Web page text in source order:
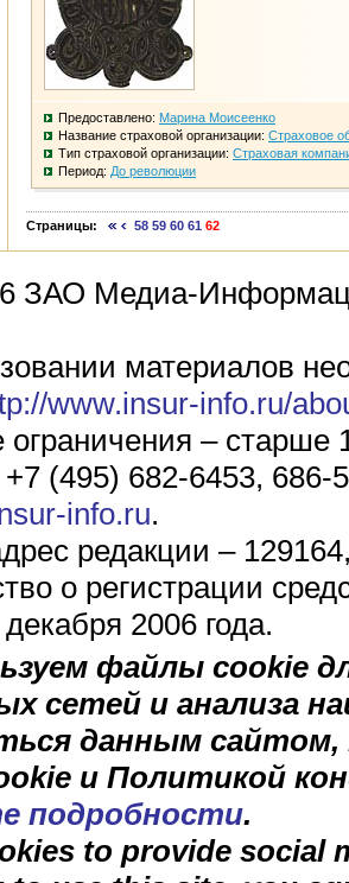
Предоставлено: Марина Моисеенко
Название страховой организации: Страховое
Тип страховой организации: Страховая
Период: До революции
Страницы: 58 59 60 61 62
ЗАО Медиа-
материалов
www.insur-info.ru/
ограничения – старше
(495) 682-6453, 686-
info.ru.
редакции –
о регистрации
2006 года.
файлы cookie
сетей и анализа
данным
и Политикой
подробности.
to provide social